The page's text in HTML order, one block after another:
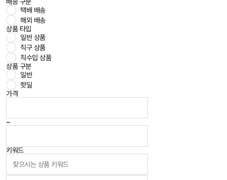
택배 배송
해외 배송
상품 타입
일반 상품
직구 상품
직수입 상품
상품 구분
일반
핫딜
가격
~
키워드